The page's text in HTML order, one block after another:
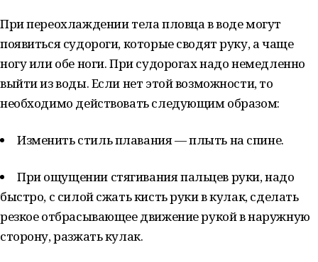
При переохлаждении тела пловца в воде могут
появиться судороги, которые сводят руку, а чаще
ногу или обе ноги. При судорогах надо немедленно
выйти из воды. Если нет этой возможности, то
необходимо действовать следующим образом:
Изменить стиль плавания — плыть на спине.
При ощущении стягивания пальцев руки, надо
быстро, с силой сжать кисть руки в кулак, сделать
резкое отбрасывающее движение рукой в наружную
сторону, разжать кулак.